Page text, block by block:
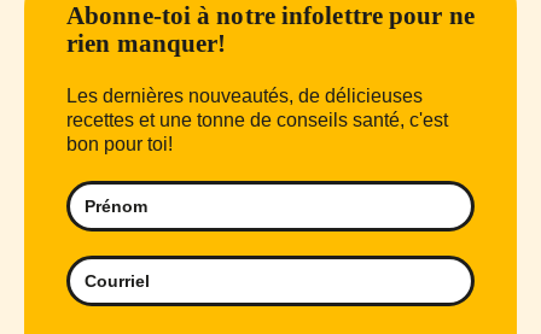
Abonne-toi à notre infolettre pour ne
rien manquer!
Les dernières nouveautés, de délicieuses
recettes et une tonne de conseils santé, c'est
bon pour toi!